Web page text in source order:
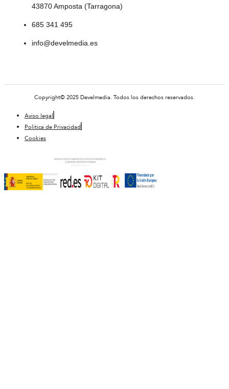
43870 Amposta (Tarragona)
685 341 495
info@develmedia.es
Copyright© 2025 Develmedia. Todos los derechos reservados.
Aviso legal
Política de Privacidad
Cookies